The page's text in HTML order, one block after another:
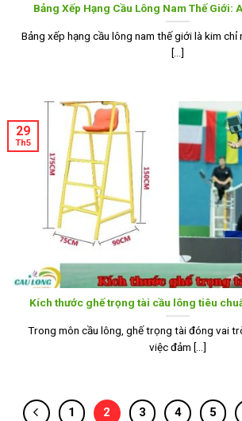
Bảng Xếp Hạng Cầu Lông Nam Thế Giới:
Bảng xếp hạng cầu lông nam thế giới là kim chỉ
[...]
Kích thước ghế trọng tài cầu lông tiêu
Trong môn cầu lông, ghế trọng tài đóng vai
việc đảm [...]
29
Th5
1 2 3 4 5